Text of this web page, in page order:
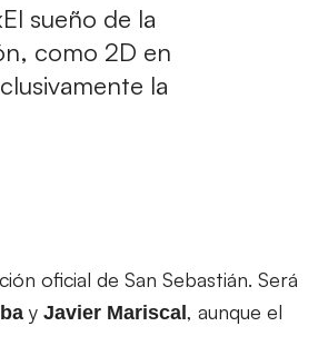
sueño de la
como 2D en
la
oficial de San Sebastián. Será
y Javier Mariscal, aunque el